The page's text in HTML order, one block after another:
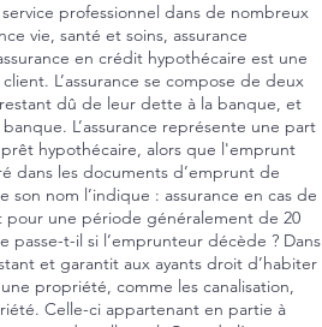
professionnel dans de nombreux
vie, santé et soins, assurance
en crédit hypothécaire est une
L’assurance se compose de deux
dû de leur dette à la banque, et
L’assurance représente une part
hypothécaire, alors que l'emprunt
dans les documents d’emprunt de
son nom l’indique : assurance en cas de
pour une période généralement de 20
passe-t-il si l’emprunteur décède ? Dans
et garantit aux ayants droit d’habiter
propriété, comme les canalisation,
Celle-ci appartenant en partie à